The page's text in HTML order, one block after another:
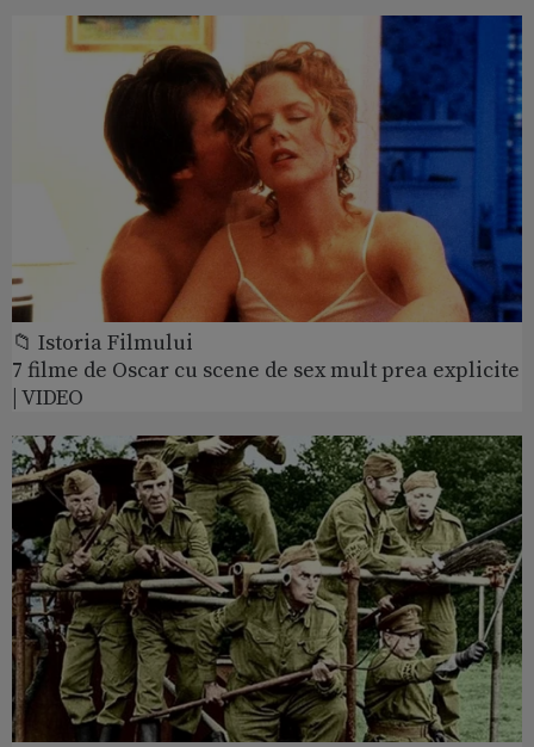
📁 Istoria Filmului
7 filme de Oscar cu scene de sex mult prea explicite
| VIDEO